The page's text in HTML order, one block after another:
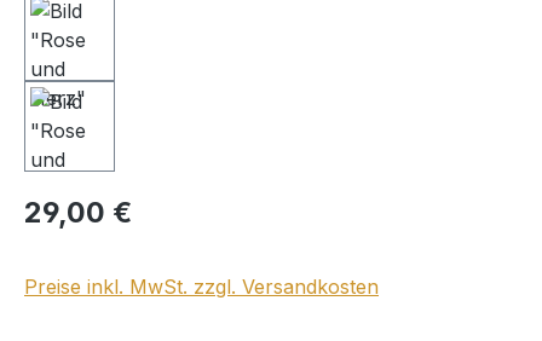
Regulärer Preis:
29,00 €
Preise inkl. MwSt. zzgl. Versandkosten